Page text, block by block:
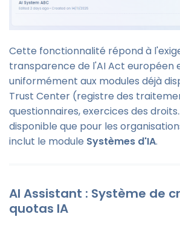
Cette fonctionnalité répond à
transparence de l'AI Act européen
uniformément aux modules déjà
Trust Center (registre des
questionnaires, exercices des
disponible que pour les
inclut le module Systèmes d'IA.
AI Assistant : Système de
quotas IA